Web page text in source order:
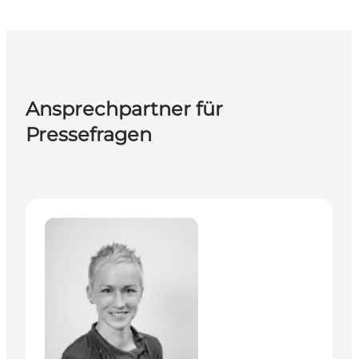
Ansprechpartner für
Pressefragen